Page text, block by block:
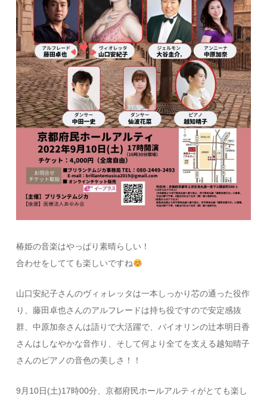
椿姫の音楽はやっぱり素晴らしい！
合わせをしてても楽しいですね
山口安紀子さんのヴィォレッタは一本しっかり芯の通った役作
り、藤田卓也さんのアルフレードは持ち役ですので安定感抜
群、中原加奈さんは語りで大活躍で、バイオリンの辻本明日香
さんはしなやかな音作り、そして何より全てを支える越知晴子
さんのピアノの音色の美しさ！！
9月10日(土)17時00分、京都府民ホールアルティがとても楽し